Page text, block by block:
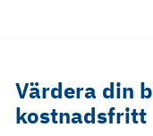
Värdera din
kostnadsfritt